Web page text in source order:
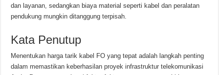
dan layanan, sedangkan biaya material seperti kabel dan peralatan
pendukung mungkin ditanggung terpisah.
Kata Penutup
Menentukan harga tarik kabel FO yang tepat adalah langkah penting
dalam memastikan keberhasilan proyek infrastruktur telekomunikasi